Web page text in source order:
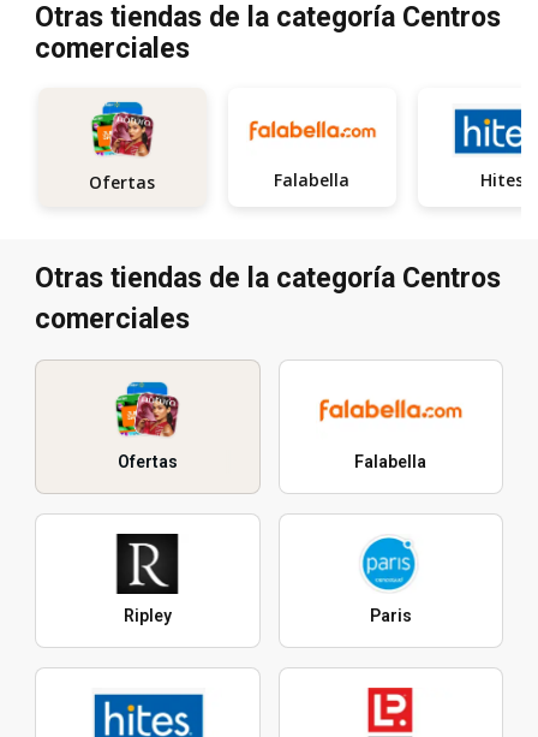
Otras tiendas de la categoría Centros
comerciales
Ofertas Falabella Hites
Otras tiendas de la categoría Centros
comerciales
Ofertas Falabella
Ripley Paris